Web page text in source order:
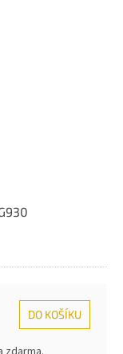
DO KOŠÍKU